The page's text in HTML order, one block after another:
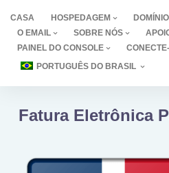
para
conteúdo
CASA HOSPEDAGEM
O EMAIL
SOBRE NÓS
PAINEL DO CONSOLE
PORTUGUÊS DO BRASIL
Fatura Eletrônica